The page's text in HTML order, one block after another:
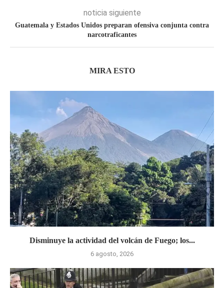
noticia siguiente
Guatemala y Estados Unidos preparan ofensiva conjunta contra
narcotraficantes
MIRA ESTO
Disminuye la actividad del volcán de Fuego; los...
6 agosto, 2026